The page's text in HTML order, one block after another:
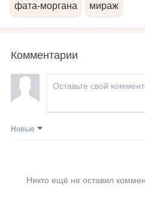
фата-моргана мираж
Комментарии
Новые
Никто ещё не оставил